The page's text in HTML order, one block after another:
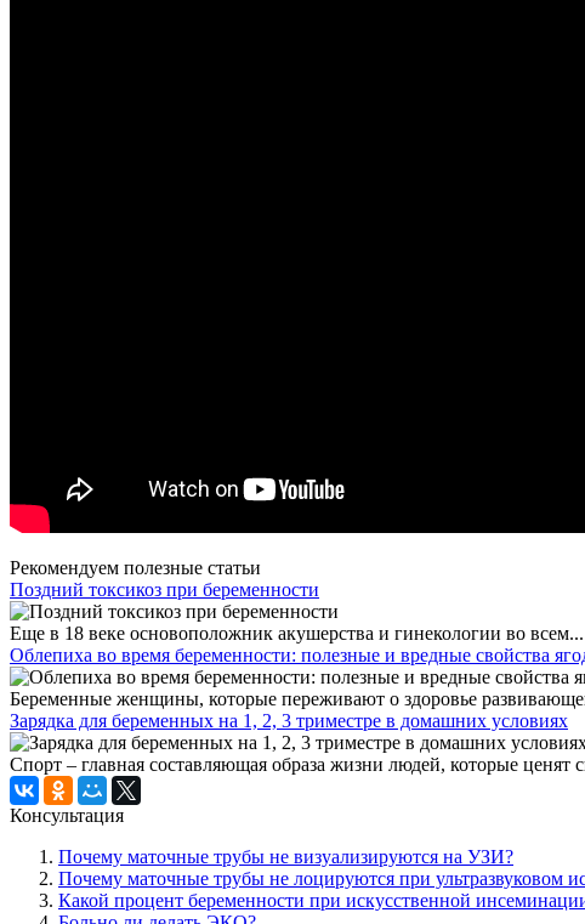
Рекомендуем полезные статьи
Поздний токсикоз при беременности
Еще в 18 веке основоположник акушерства и гинекологии во всем...
Облепиха во время беременности: полезные и вредные свойства
Беременные женщины, которые переживают о здоровье
Зарядка для беременных на 1, 2, 3 триместре в домашних условиях
Спорт – главная составляющая образа жизни людей, которые ценят
Консультация
Почему маточные трубы не визуализируются на УЗИ?
Почему маточные трубы не лоцируются при ультразвуковом
Какой процент беременности при искусственной